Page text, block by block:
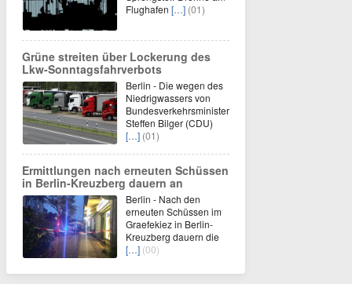
Flughafen […] (01)
Grüne streiten über Lockerung des
Lkw-Sonntagsfahrverbots
Berlin - Die wegen des
Niedrigwassers von
Bundesverkehrsminister
Steffen Bilger (CDU)
[…] (01)
Ermittlungen nach erneuten Schüssen
in Berlin-Kreuzberg dauern an
Berlin - Nach den
erneuten Schüssen im
Graefekiez in Berlin-
Kreuzberg dauern die
[…] (00)